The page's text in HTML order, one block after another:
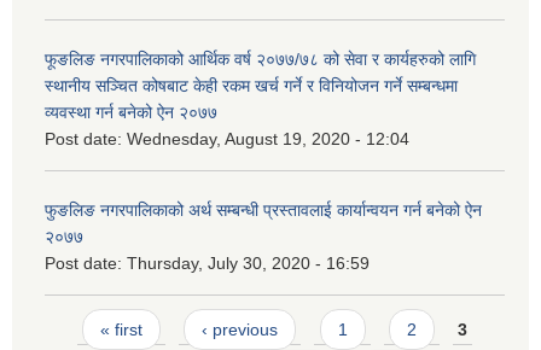
फूङलिङ नगरपालिकाको आर्थिक वर्ष २०७७/७८ को सेवा र कार्यहरुको लागि
स्थानीय सञ्चित कोषबाट केही रकम खर्च गर्ने र विनियोजन गर्ने सम्बन्धमा
व्यवस्था गर्न बनेको ऐन २०७७
Post date: Wednesday, August 19, 2020 - 12:04
फुङलिङ नगरपालिकाको अर्थ सम्बन्धी प्रस्तावलाई कार्यान्वयन गर्न बनेको ऐन
२०७७
Post date: Thursday, July 30, 2020 - 16:59
Pages
« first ‹ previous 1 2 3